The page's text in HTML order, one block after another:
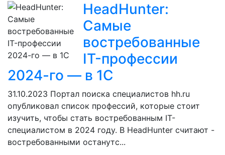
HeadHunter:
Самые
востребованные
IT-профессии
2024-го — в 1С
31.10.2023 Портал поиска специалистов hh.ru
опубликовал список профессий, которые стоит
изучить, чтобы стать востребованным IT-
специалистом в 2024 году. В HeadHunter считают -
востребованными останутс...